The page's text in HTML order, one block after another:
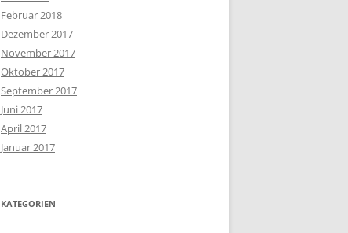
Februar 2018
Dezember 2017
November 2017
Oktober 2017
September 2017
Juni 2017
April 2017
Januar 2017
KATEGORIEN